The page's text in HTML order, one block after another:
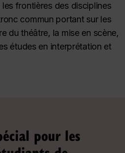
frontières des disciplines
commun portant sur les
du théâtre, la mise en scène,
études en interprétation et
pour les